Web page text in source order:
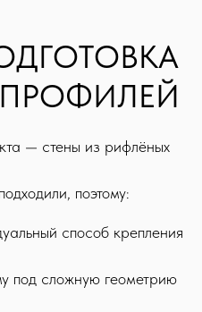
— стены из рифлёных
поэтому:
способ крепления
под сложную геометрию